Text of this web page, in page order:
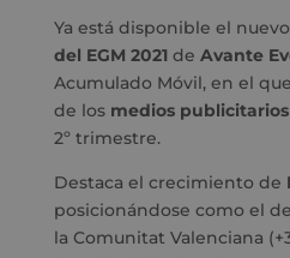
Ya está disponible el nuevo
del EGM 2021de Avante
Acumulado Móvil, en el
de los medios publicitarios
2º trimestre.
Destaca el crecimiento de
posicionándose como el
la Comunitat Valenciana